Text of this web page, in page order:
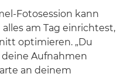
Fotosession kann
am Tag einrichtest,
optimieren. „Du
Aufnahmen
an deinem